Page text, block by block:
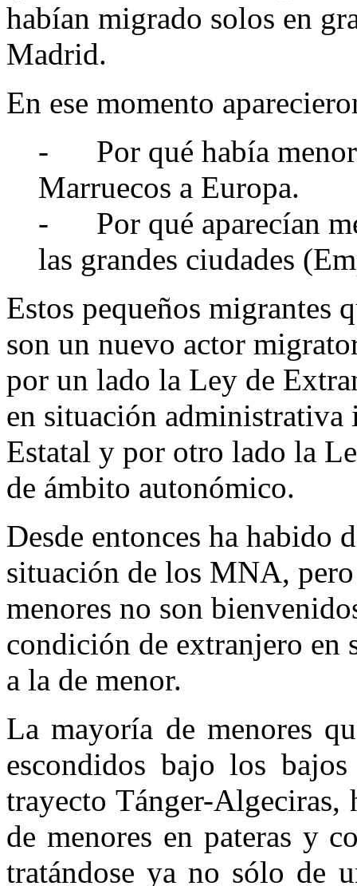
habían migrado solos en
Madrid.
En ese momento
-
Por qué había
Marruecos a Europa.
-
Por qué aparecían
las grandes ciudades (
Estos pequeños migrantes
son un nuevo actor
por un lado la Ley de
en situación administrativa
Estatal y por otro lado la
de ámbito autonómico.
Desde entonces ha habido
situación de los MNA,
menores no son
condición de extranjero
a la de menor.
La mayoría de menores
escondidos bajo los
trayecto Tánger-Algeciras,
de menores en pateras y
tratándose ya no sólo de